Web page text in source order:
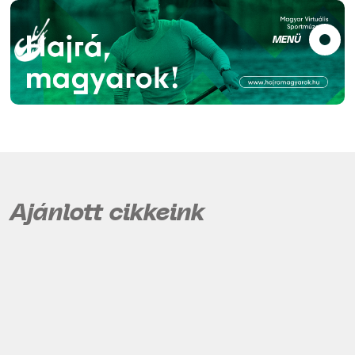
MENÜ
Ajánlott cikkeink